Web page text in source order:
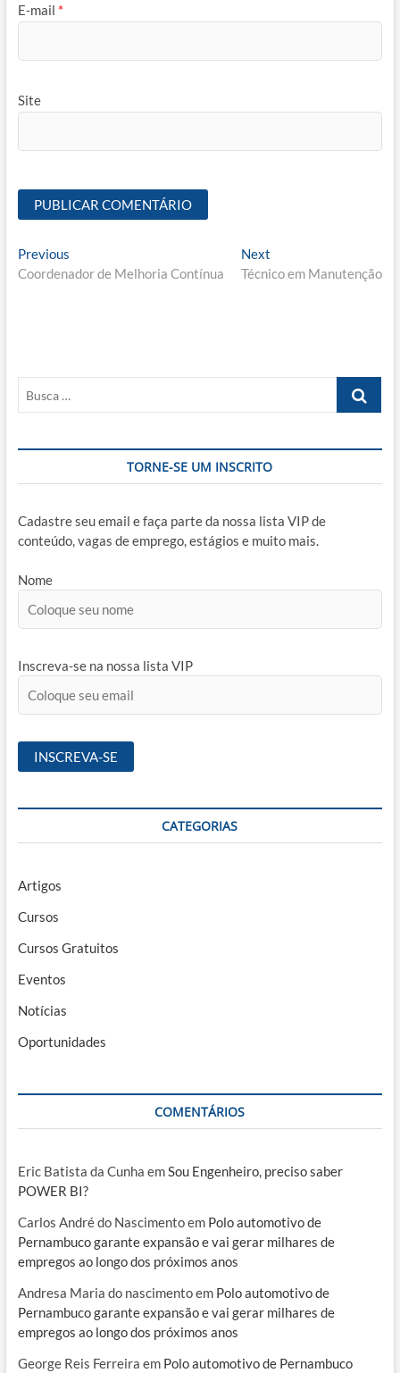
E-mail *
Site
Navegação
de
PreviousPrevious
post:
Coordenador de Melhoria Contínua
Next
post:
Técnico em Manutenção
Busca
TORNE-SE UM INSCRITO
Cadastre seu email e faça parte da nossa lista VIP de
conteúdo, vagas de emprego, estágios e muito mais.
Nome
Inscreva-se na nossa lista VIP
CATEGORIAS
Artigos
Cursos
Cursos Gratuitos
Eventos
Notícias
Oportunidades
COMENTÁRIOS
Eric Batista da Cunha emSou Engenheiro, preciso saber
POWER BI?
Carlos André do Nascimentoem Polo automotivo de
Pernambuco garante expansão e vai gerar milhares de
empregos ao longo dos próximos anos
Andresa Maria do nascimentoem Polo automotivo de
Pernambuco garante expansão e vai gerar milhares de
empregos ao longo dos próximos anos
George Reis Ferreira em Polo automotivo de Pernambuco